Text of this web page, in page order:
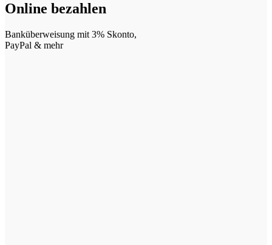
Online bezahlen
Banküberweisung mit 3% Skonto,
PayPal & mehr